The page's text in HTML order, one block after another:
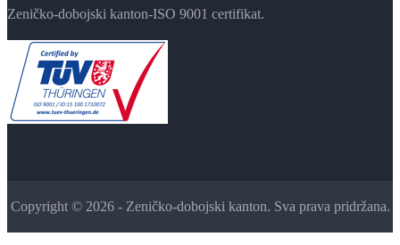
Zeničko-dobojski kanton-ISO 9001 certifikat.
Copyright © 2026 - Zeničko-dobojski kanton. Sva prava pridržana.